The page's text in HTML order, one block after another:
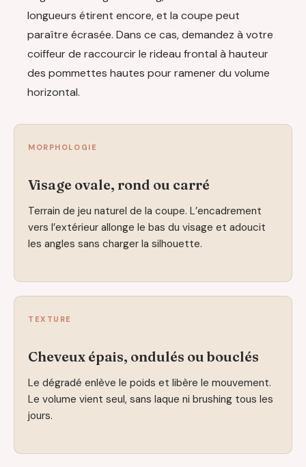
longueurs étirent encore, et la coupe peut
paraître écrasée. Dans ce cas, demandez à votre
coiffeur de raccourcir le rideau frontal à hauteur
des pommettes hautes pour ramener du volume
horizontal.
MORPHOLOGIE
Visage ovale, rond ou carré
Terrain de jeu naturel de la coupe. L’encadrement
vers l’extérieur allonge le bas du visage et adoucit
les angles sans charger la silhouette.
TEXTURE
Cheveux épais, ondulés ou bouclés
Le dégradé enlève le poids et libère le mouvement.
Le volume vient seul, sans laque ni brushing tous les
jours.